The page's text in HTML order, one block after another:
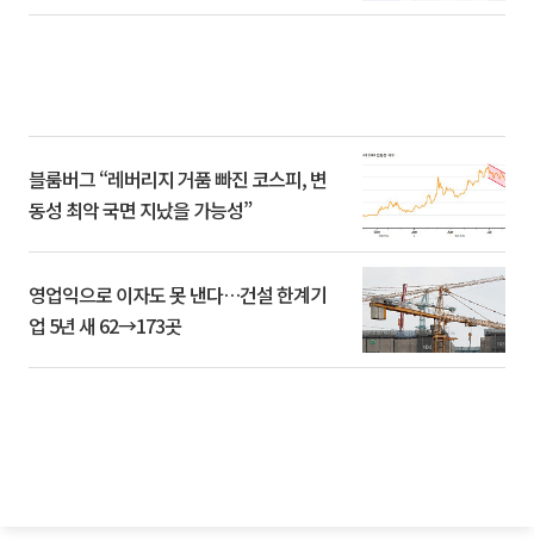
블룸버그 “레버리지 거품 빠진 코스피, 변
동성 최악 국면 지났을 가능성”
영업익으로 이자도 못 낸다…건설 한계기
업 5년 새 62→173곳